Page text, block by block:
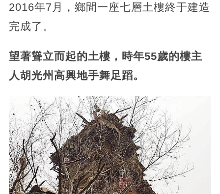
2016年7月，鄉間一座七層土樓終于建造
完成了。
望著聳立而起的土樓，時年55歲的樓主
人胡光州高興地手舞足蹈。